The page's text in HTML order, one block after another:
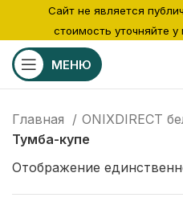
МЕНЮ
Главная
ONIXDIRECT
Тумба-купе
Отображение
Сайт не является
стоимость уточняйте